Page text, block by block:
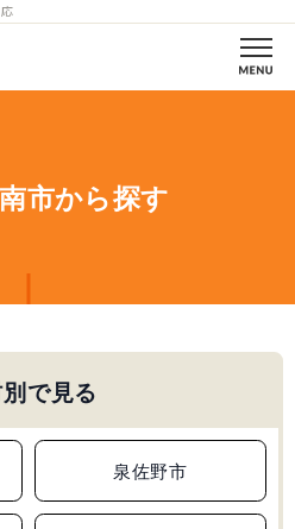
個別指導
市から探す
で見る
泉佐野市